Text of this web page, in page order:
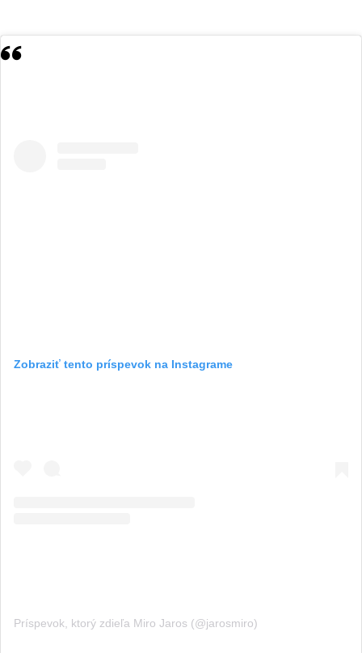
Zobraziť tento príspevok na Instagrame
Príspevok, ktorý zdieľa Miro Jaros (@jarosmiro)